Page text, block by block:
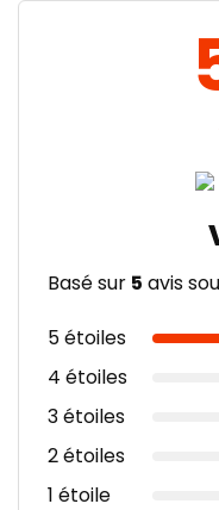
Basé sur 5 avis
5 étoiles
4 étoiles
3 étoiles
2 étoiles
1 étoile